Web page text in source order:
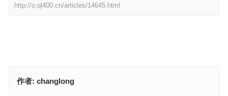
http://o.ql400.cn/articles/14645.html
作者: changlong